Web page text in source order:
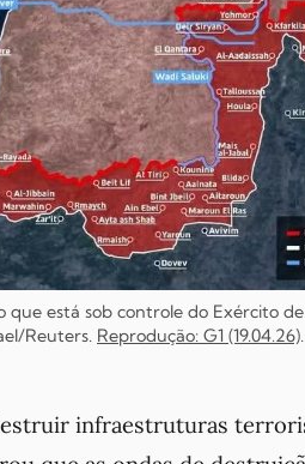
que está sob controle do Exército
Reuters. Reprodução: G1 (19.04.26).
infraestruturas